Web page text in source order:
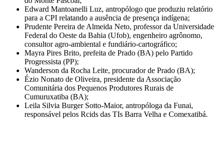
Edward Mantoanelli Luz, antropólogo que produziu relatório
para a CPI relatando a ausência de presença indígena;
Prudente Pereira de Almeida Neto, professor da Universidade
Federal do Oeste da Bahia (Ufob), engenheiro agrônomo,
consultor agro-ambiental e fundiário-cartográfico;
Mayra Pires Brito, prefeita de Prado (BA) pelo Partido
Progressista (PP);
Wanderson da Rocha Leite, procurador de Prado (BA);
Ézio Nonato de Oliveira, presidente da Associação
Comunitária dos Pequenos Produtores Rurais de
Cumuruxatiba (BA);
Leila Silvia Burger Sotto-Maior, antropóloga da Funai,
responsável pelos Rcids das TIs Barra Velha e Comexatibá.